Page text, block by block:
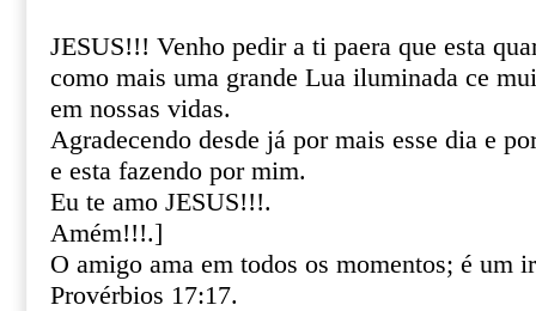
JESUS!!! Venho pedir a ti paera que esta
como mais uma grande Lua iluminada ce
em nossas vidas.
Agradecendo desde já por mais esse dia e
e esta fazendo por mim.
Eu te amo JESUS!!!.
Amém!!!.]
O amigo ama em todos os momentos; é um
Provérbios 17:17.